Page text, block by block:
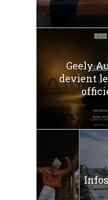
Geely
devient